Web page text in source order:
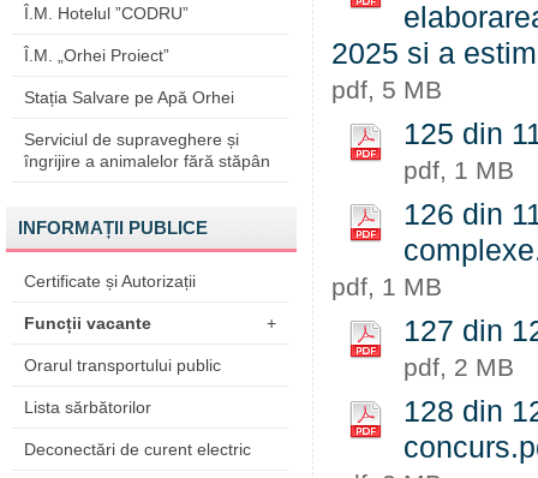
Î.M. Hotelul ”CODRU”
Î.M. „Orhei Proiect”
Stația Salvare pe Apă Orhei
Serviciul de supraveghere și
îngrijire a animalelor fără stăpân
INFORMAȚII PUBLICE
Certificate și Autorizații
Funcții vacante +
Orarul transportului public
Lista sărbătorilor
Deconectări de curent electric
2025 si a
pdf, 5 MB
125 din
pdf, 1 MB
126 din
pdf, 1 MB
127 din
pdf, 2 MB
128 din